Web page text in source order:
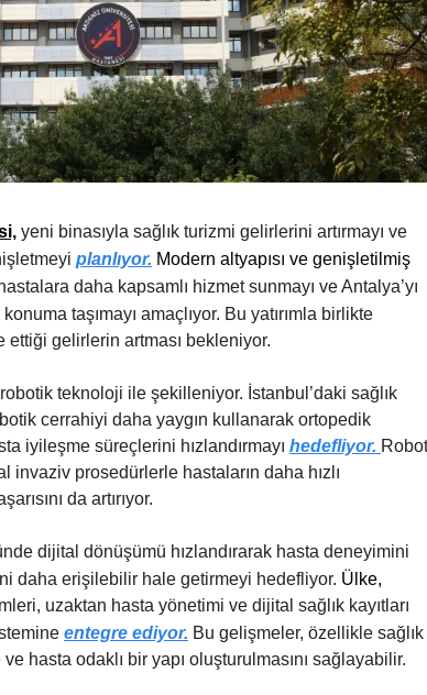
yeni binasıyla sağlık turizmi gelirlerini artırmayı ve
planlıyor. Modern altyapısı ve genişletilmiş
daha kapsamlı hizmet sunmayı ve Antalya’yı
taşımayı amaçlıyor. Bu yatırımla birlikte
ettiği gelirlerin artması bekleniyor.
teknoloji ile şekilleniyor. İstanbul’daki sağlık
cerrahiyi daha yaygın kullanarak ortopedik
iyileşme süreçlerini hızlandırmayı hedefliyor. Robot
prosedürlerle hastaların daha hızlı
da artırıyor.
dijital dönüşümü hızlandırarak hasta deneyimini
daha erişilebilir hale getirmeyi hedefliyor. Ülke,
uzaktan hasta yönetimi ve dijital sağlık kayıtları
entegre ediyor. Bu gelişmeler, özellikle sağlık
hasta odaklı bir yapı oluşturulmasını sağlayabilir.